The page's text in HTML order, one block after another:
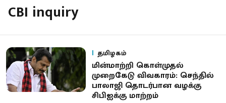
CBI inquiry
தமிழகம்
மின்மாற்றி கொள்முதல்
முறைகேடு விவகாரம்: செந்தில்
பாலாஜி தொடர்பான வழக்கு
சிபிஐக்கு மாற்றம்